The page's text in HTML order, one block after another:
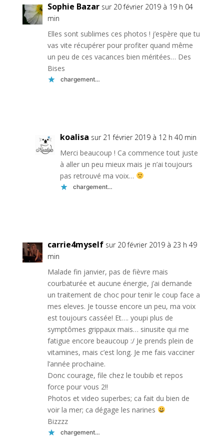
Sophie Bazar sur 20 février 2019 à 19 h 04
min
Elles sont sublimes ces photos ! j’espère que tu
vas vite récupérer pour profiter quand même
un peu de ces vacances bien méritées… Des
Bises
chargement…
koalisa sur 21 février 2019 à 12 h 40 min
Merci beaucoup ! Ca commence tout juste
à aller un peu mieux mais je n’ai toujours
pas retrouvé ma voix…
chargement…
carrie4myself sur 20 février 2019 à 23 h 49
min
Malade fin janvier, pas de fièvre mais
courbaturée et aucune énergie, j’ai demande
un traitement de choc pour tenir le coup face a
mes eleves. Je tousse encore un peu, ma voix
est toujours cassée! Et…. youpi plus de
symptômes grippaux mais… sinusite qui me
fatigue encore beaucoup :/ Je prends plein de
vitamines, mais c’est long. Je me fais vacciner
l’année prochaine.
Donc courage, file chez le toubib et repos
force pour vous 2!!
Photos et video superbes; ca fait du bien de
voir la mer; ca dégage les narines
Bizzzz
chargement…